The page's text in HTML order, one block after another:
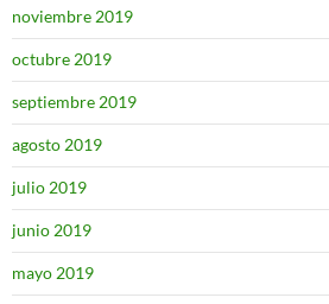
noviembre 2019
octubre 2019
septiembre 2019
agosto 2019
julio 2019
junio 2019
mayo 2019